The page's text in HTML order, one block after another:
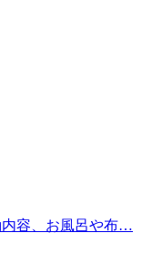
内容、お風呂や布…